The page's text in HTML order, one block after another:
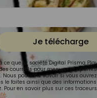
Je télécharge
ce que la société Digital Prisma
courriels pour mesurer et
Nous pourrons savoir si vous
le faites ainsi que des
Pour en savoir plus sur ces
.